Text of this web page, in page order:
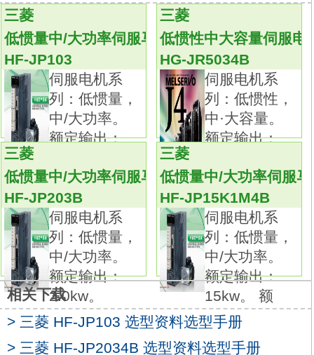
30KW或更大功率适合于法兰盘（式）安装和
支脚安装 HF-JP5034
应用实例：注塑机、半导体制造装置、大型传
送机械。
高分辨率的编码器131072p/rev（17位）。
内含高分辨率的编码器确保在低速时有卓越的
表现及稳定性。
所有电机尺寸与以前产品相同且配线均兼容。
伺服电机系列：低惯量，中大/功率。
额定输出：8.0kw。
额定转速：1000r/min。
电磁制动器：无。
轴端规格：标准（直轴）。
特点：低惯量有低中高速三种机型，适用于不
同的应用场合作为标准，30KW及以上伺服电
机可用法兰或支架安装。
IP等级：IP44。
应用示例：
三菱
低惯量中/大功率伺服马达
HF-JP103
伺服电机系
列：低惯量，
中/大功率。
额定输出：
三菱
低惯性中大容量伺服电
HG-JR5034B
伺服电机系
列：低惯性，
中·大容量。
额定输出：
三菱
低惯量中/大功率伺服马达
HF-JP203B
伺服电机系
列：低惯量，
中/大功率。
额定输出：
2.0kw。
三菱
低惯量中/大功率伺服马
HF-JP15K1M4B
伺服电机系
列：低惯量，
中/大功率。
额定输出：
15kw。 额
相关下载
> 三菱 HF-JP103 选型资料选型手册
> 三菱 HF-JP2034B 选型资料选型手册